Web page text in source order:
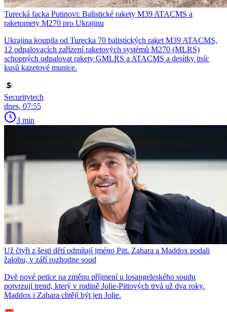
Turecká facka Putinovi: Balistické rakety M39 ATACMS a
raketomety M270 pro Ukrajinu
Ukrajina koupila od Turecka 70 balistických raket M39 ATACMS,
12 odpalovacích zařízení raketových systémů M270 (MLRS)
schopných odpalovat rakety GMLRS a ATACMS a desítky tisíc
kusů kazetové munice.
Securitytech
dnes, 07:55
3 min
Už čtyři z šesti dětí odmítají jméno Pitt. Zahara a Maddox podali
žalobu, v září rozhodne soud
Dvě nové petice na změnu příjmení u losangeleského soudu
potvrzují trend, který v rodině Jolie-Pittových trvá už dva roky.
Maddox i Zahara chtějí být jen Jolie.